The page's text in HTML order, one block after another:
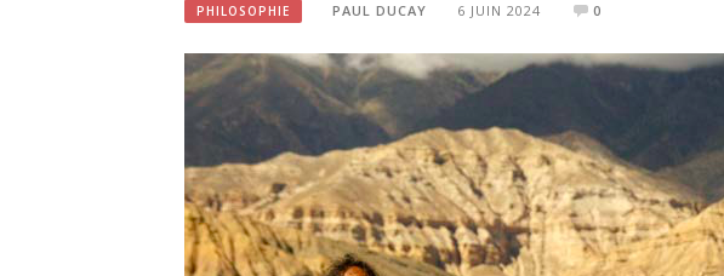
PHILOSOPHIE PAUL DUCAY 6 JUIN 2024 0